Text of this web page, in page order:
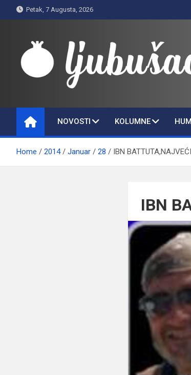
to
Petak, 7 Augusta, 2026
Ljubušaci
NOVOSTI KOLUMNE
Home 2014 Januar 28 IBN
IBN